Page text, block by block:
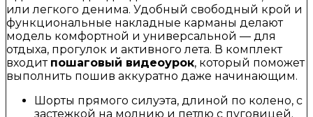
или легкого денима. Удобный свободный крой и
функциональные накладные карманы делают
модель комфортной и универсальной — для
отдыха, прогулок и активного лета. В комплект
входит пошаговый видеоурок, который поможет
выполнить пошив аккуратно даже начинающим.
Шорты прямого силуэта, длиной по колено, с
застежкой на молнию и петлю с пуговицей.